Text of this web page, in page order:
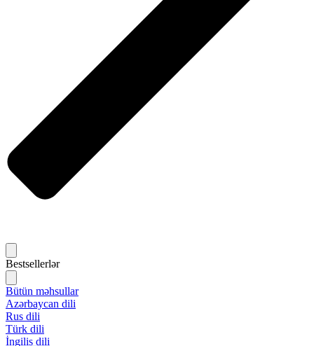
Bestsellerlər
Bütün məhsullar
Azərbaycan dili
Rus dili
Türk dili
İngilis dili